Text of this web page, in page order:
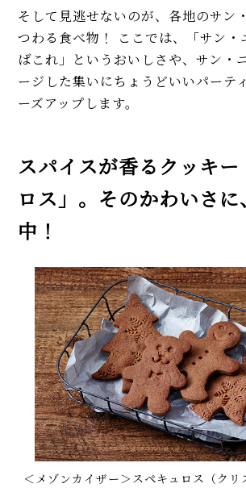
そして見逃せないのが、各地のサン
つわる食べ物！ ここでは、「サン・
ばこれ」というおいしさや、サン・
ージした集いにちょうどいいパーテ
ーズアップします。
スパイスが香るクッキー
ロス」。そのかわいさ
中！
＜メゾンカイザー＞スペキュロス（クリ